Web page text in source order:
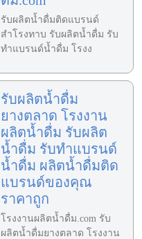
รับผลิตน้ำดื่มติดแบรนด์
สำโรงทาบ รับผลิตน้ำดื่ม รับ
ทำแบรนด์น้ำดื่ม โรงง
รับผลิตน้ำดื่ม
ยางตลาด โรงงาน
ผลิตน้ำดื่ม รับผลิต
น้ำดื่ม รับทำแบรนด์
น้ำดื่ม ผลิตน้ำดื่มติด
แบรนด์ของคุณ
ราคาถูก
โรงงานผลิตน้ำดื่ม.com รับ
ผลิตน้ำดื่มยางตลาด โรงงาน